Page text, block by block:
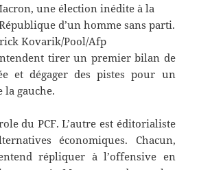
une élection inédite à la
d’un homme sans parti.
Kovarik/Pool/Afp
tirer un premier bilan de
et dégager des pistes pour un
la gauche.
du PCF. L’autre est éditorialiste
économiques. Chacun,
répliquer à l’offensive en